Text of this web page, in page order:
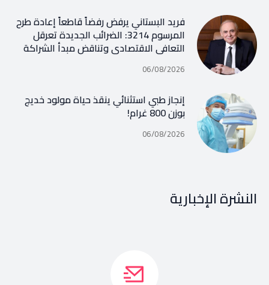
فريد البستاني يرفض رفضاً قاطعاً إعادة طرح
المرسوم 3214: الضرائب الجديدة تعرقل
التعافي الاقتصادي وتناقض مبدأ الشراكة
06/08/2026
إنجاز طبي استثنائي ينقذ حياة مولود خديج
بوزن 800 غرام!
06/08/2026
النشرة الإخبارية